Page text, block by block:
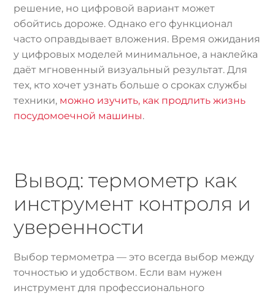
решение, но цифровой вариант может
обойтись дороже. Однако его функционал
часто оправдывает вложения. Время ожидания
у цифровых моделей минимальное, а наклейка
даёт мгновенный визуальный результат. Для
тех, кто хочет узнать больше о сроках службы
техники, можно изучить, как продлить жизнь
посудомоечной машины.
Вывод: термометр как
инструмент контроля и
уверенности
Выбор термометра — это всегда выбор между
точностью и удобством. Если вам нужен
инструмент для профессионального